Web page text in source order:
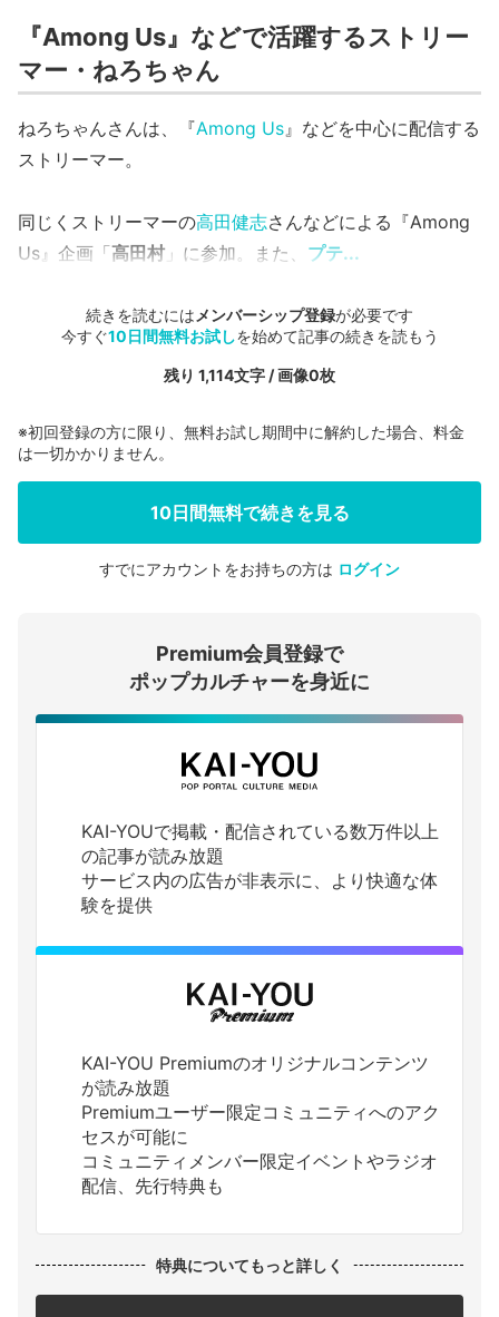
『Among Us』などで活躍するストリー
マー・ねろちゃん
ねろちゃんさんは、『Among Us』などを中心に配信する
ストリーマー。
同じくストリーマーの高田健志さんなどによる『Among
Us』企画「高田村 」に参加。また、 プテ...
続きを読むには メンバーシップ登録が必要です
今すぐ10日間無料お試しを始めて記事の続きを読もう
残り 1,114文字 / 画像0枚
会員登録する
ログインする
※初回登録の方に限り、無料お試し期間中に解約した場合、料金
は一切かかりません。
10日間無料で続きを見る
すでにアカウントをお持ちの方は ログイン
Premium会員登録で
ポップカルチャーを身近に
KAI-YOUで掲載・配信されている数万件以上
の記事が読み放題
サービス内の広告が非表示に、より快適な体
験を提供
KAI-YOU Premiumのオリジナルコンテンツ
が読み放題
Premiumユーザー限定コミュニティへのアク
セスが可能に
コミュニティメンバー限定イベントやラジオ
配信、先行特典も
特典についてもっと詳しく